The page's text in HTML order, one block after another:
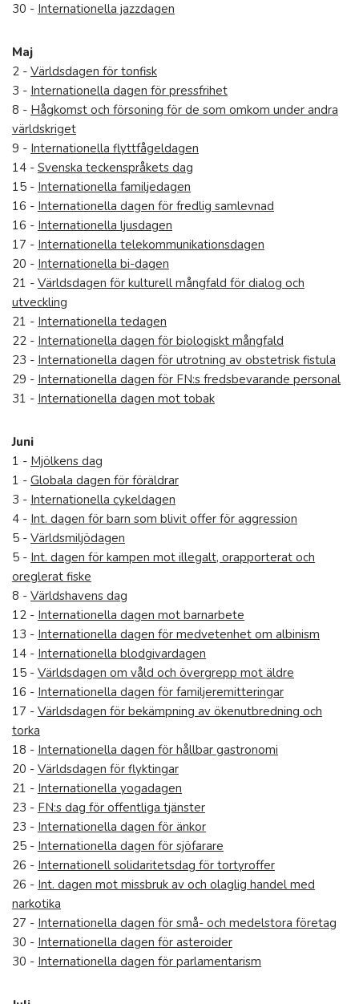
30 - Internationella jazzdagen
Maj
2 - Världsdagen för tonfisk
3 - Internationella dagen för pressfrihet
8 - Hågkomst och försoning för de som omkom under andra
världskriget
9 - Internationella flyttfågeldagen
14 - Svenska teckenspråkets dag
15 - Internationella familjedagen
16 - Internationella dagen för fredlig samlevnad
16 - Internationella ljusdagen
17 - Internationella telekommunikationsdagen
20 - Internationella bi-dagen
21 - Världsdagen för kulturell mångfald för dialog och
utveckling
21 - Internationella tedagen
22 - Internationella dagen för biologiskt mångfald
23 - Internationella dagen för utrotning av obstetrisk fistula
29 - Internationella dagen för FN:s fredsbevarande personal
31 - Internationella dagen mot tobak
Juni
1 - Mjölkens dag
1 - Globala dagen för föräldrar
3 - Internationella cykeldagen
4 - Int. dagen för barn som blivit offer för aggression
5 - Världsmiljödagen
5 - Int. dagen för kampen mot illegalt, orapporterat och
oreglerat fiske
8 - Världshavens dag
12 - Internationella dagen mot barnarbete
13 - Internationella dagen för medvetenhet om albinism
14 - Internationella blodgivardagen
15 - Världsdagen om våld och övergrepp mot äldre
16 - Internationella dagen för familjeremitteringar
17 - Världsdagen för bekämpning av ökenutbredning och
torka
18 - Internationella dagen för hållbar gastronomi
20 - Världsdagen för flyktingar
21 - Internationella yogadagen
23 - FN:s dag för offentliga tjänster
23 - Internationella dagen för änkor
25 - Internationella dagen för sjöfarare
26 - Internationell solidaritetsdag för tortyroffer
26 - Int. dagen mot missbruk av och olaglig handel med
narkotika
27 - Internationella dagen för små- och medelstora företag
30 - Internationella dagen för asteroider
30 - Internationella dagen för parlamentarism